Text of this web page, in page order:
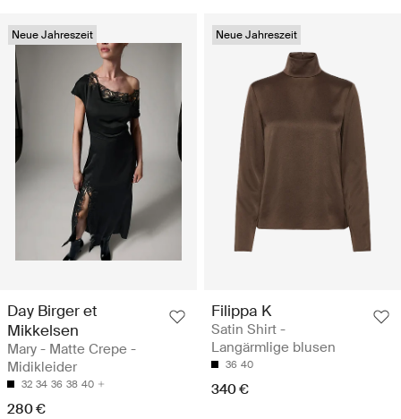
Neue Jahreszeit
Day Birger et
Mikkelsen
Mary - Matte Crepe -
Midikleider
32 34 36 38 40
280 €
Neue Jahreszeit
Filippa K
Satin Shirt -
Langärmlige blusen
36 40
340 €